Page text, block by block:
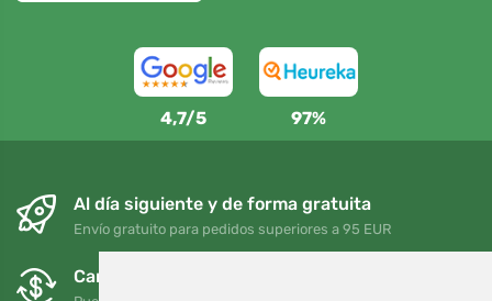
4,7/5 97%
Al día siguiente y de forma gratuita
Envío gratuito para pedidos superiores a 95 EUR
Cambios y devoluciones gratuitos